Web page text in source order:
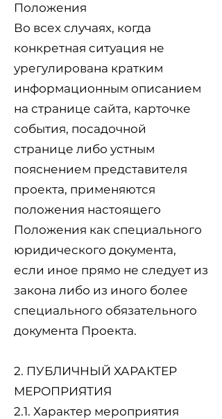
Положения
Во всех случаях, когда
конкретная ситуация не
урегулирована кратким
информационным описанием
на странице сайта, карточке
события, посадочной
странице либо устным
пояснением представителя
проекта, применяются
положения настоящего
Положения как специального
юридического документа,
если иное прямо не следует из
закона либо из иного более
специального обязательного
документа Проекта.
2. ПУБЛИЧНЫЙ ХАРАКТЕР
МЕРОПРИЯТИЯ
2.1. Характер мероприятия